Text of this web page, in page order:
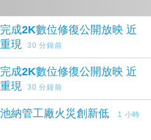
成2K數位修復公開放映 近
現
30 分鐘前
成2K數位修復公開放映 近
現
30 分鐘前
納管工廠火災創新低
1 小時